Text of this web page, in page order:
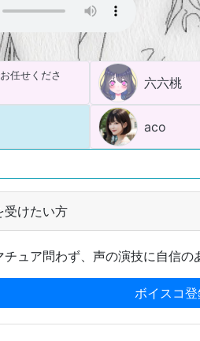
任せくださ
六六桃
aco
受けたい方
チュア問わず、声の演技に自信の
ボイスコ登